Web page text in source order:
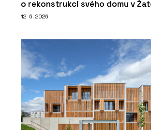
o rekonstrukci svého domu v
12. 6. 2026